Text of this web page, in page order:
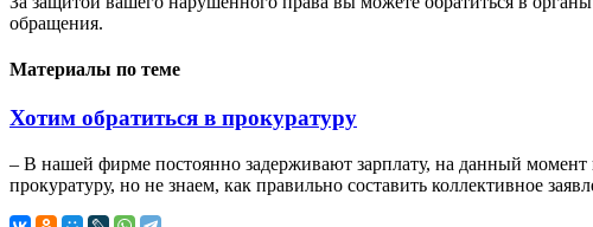
обращения.
Материалы по теме
Хотим обратиться в прокуратуру
– В нашей фирме постоянно задерживают зарплату, на данный
прокуратуру, но не знаем, как правильно составить коллективное